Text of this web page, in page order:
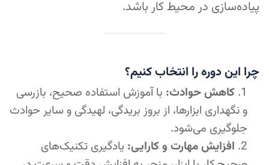
پیاده‌سازی در محیط کار باشد.
چرا این دوره را انتخاب کنیم؟
کاهش حوادث: با آموزش استفاده صحیح، بازرسی
و نگهداری ابزارها، از بروز بریدگی، لهیدگی و سایر حوادث
جلوگیری می‌شود.
افزایش مهارت و کارایی: یادگیری تکنیک‌های